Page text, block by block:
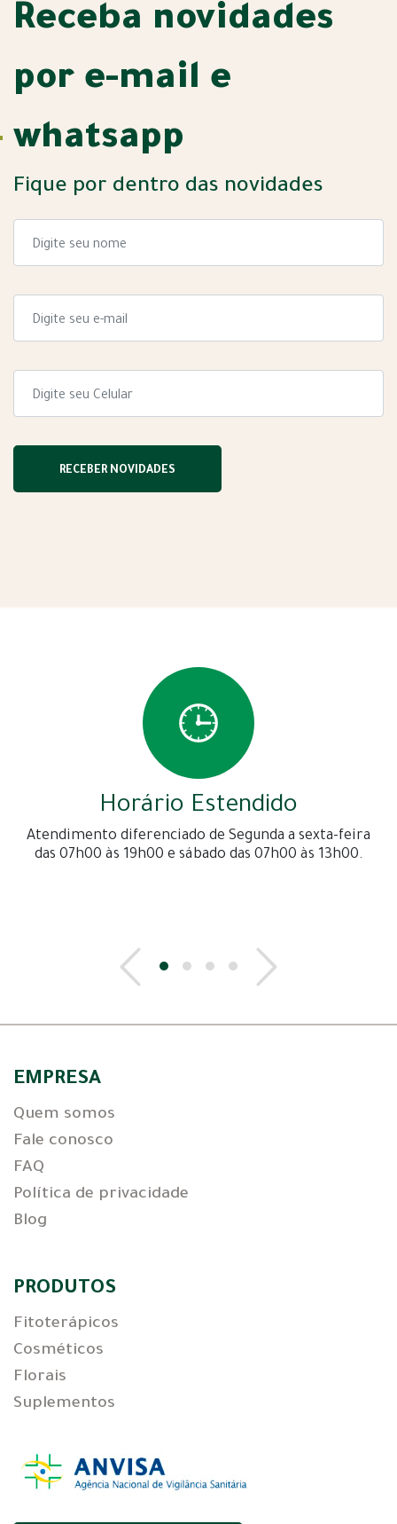
Receba novidades
por e-mail e
whatsapp
Fique por dentro das novidades
Horário Estendido
Atendimento diferenciado de Segunda a sexta-feira
das 07h00 às 19h00 e sábado das 07h00 às 13h00.
EMPRESA
Quem somos
Fale conosco
FAQ
Política de privacidade
Blog
PRODUTOS
Fitoterápicos
Cosméticos
Florais
Suplementos